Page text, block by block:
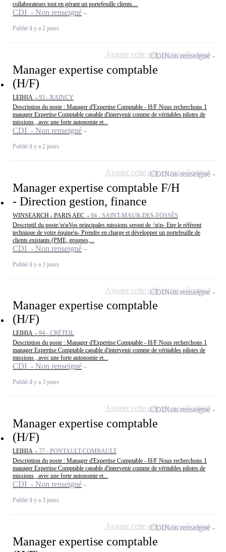
collaborateurs tout en gérant un portefeuille clients....
CDI - Non renseigné
Publié il y a 2 jours
Manager expertise comptable
(H/F)
LEIHIA - 93 - RAINCY
Description du poste : Manager d'Expertise Comptable - H/F Nous recherchons 1
manager Expertise Comptable capable d'intervenir comme de véritables pilotes de
missions , avec une forte autonomie et...
CDI - Non renseigné
Publié il y a 2 jours
CDINon renseigné
Ajouter cette offre à ma sélection
Manager expertise comptable F/H
- Direction gestion, finance
WINSEARCH - PARIS AEC - 94 - SAINT-MAUR-DES-FOSSÉS
Descriptif du poste:\n\nVos principales missions seront de :\n\n- Etre le réfèrent
technique de votre équipe\n- Prendre en charge et développer un portefeuille de
clients existants (PME, groupes,...
CDI - Non renseigné
Publié il y a 3 jours
CDINon renseigné
Ajouter cette offre à ma sélection
Manager expertise comptable
(H/F)
LEIHIA - 94 - CRÉTEIL
Description du poste : Manager d'Expertise Comptable - H/F Nous recherchons 1
manager Expertise Comptable capable d'intervenir comme de véritables pilotes de
missions , avec une forte autonomie et...
CDI - Non renseigné
Publié il y a 3 jours
CDINon renseigné
Ajouter cette offre à ma sélection
Manager expertise comptable
(H/F)
LEIHIA - 77 - PONTAULT-COMBAULT
Description du poste : Manager d'Expertise Comptable - H/F Nous recherchons 1
manager Expertise Comptable capable d'intervenir comme de véritables pilotes de
missions , avec une forte autonomie et...
CDI - Non renseigné
Publié il y a 3 jours
CDINon renseigné
Ajouter cette offre à ma sélection
Manager expertise comptable
CDINon renseigné
Ajouter cette offre à ma sélection